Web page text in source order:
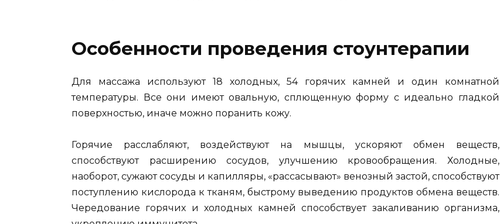
Особенности проведения стоунтерапии
Для массажа используют 18 холодных, 54 горячих камней и один комнатной
температуры. Все они имеют овальную, сплющенную форму с идеально гладкой
поверхностью, иначе можно поранить кожу.
Горячие расслабляют, воздействуют на мышцы, ускоряют обмен веществ,
способствуют расширению сосудов, улучшению кровообращения. Холодные,
наоборот, сужают сосуды и капилляры, «рассасывают» венозный застой, способствуют
поступлению кислорода к тканям, быстрому выведению продуктов обмена веществ.
Чередование горячих и холодных камней способствует закаливанию организма,